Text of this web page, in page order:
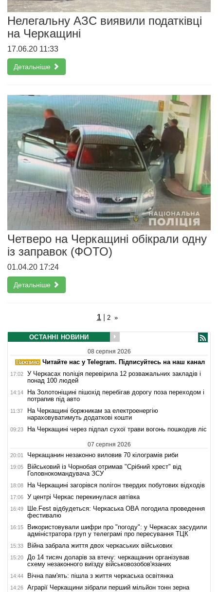
Нелегальну АЗС виявили податківці
на Черкащині
17.06.20 11:33
Детальніше
Четверо на Черкащині обікрали одну
із заправок (ФОТО)
01.04.20 17:24
Детальніше
1| 2 »
ОСТАННІ НОВИНИ
08 серпня 2026
Читайте нас у Telegram. Підписуйтесь на наш канал
17:02
У Черкасах поліція перевірила 12 розважальних закладів і
понад 100 людей
14:14
На Золотоніщині пішохід перебігав дорогу поза переходом і
потрапив під авто
11:37
На Черкащині боржникам за електроенергію
нараховуватимуть додаткові кошти
09:23 На Черкащині через підпал сухої трави вогонь пошкодив ліс
07 серпня 2026
20:01 Черкащанин незаконно виловив 70 кілограмів риби
19:05
Військовий із Чорнобая отримав "Срібний хрест" від
Головнокомандувача ЗСУ
18:08 На Черкащині загорівся полігон твердих побутових відходів
17:06 У центрі Черкас перекинулася автівка
16:49
Ше.Fest відбудеться: Черкаська ОВА погодила проведення
фестивалю
16:15
Використовували шифри про "погоду": у Черкасах засудили
адміністратора груп у телеграмі про пересування ТЦК
15:33 Війна забрала життя двох черкаських військових
15:20
До 14 тисяч доларів за втечу: черкащанин організував
схему незаконного виїзду військовозобов'язаних
14:44 Вічна пам'ять: пішла з життя черкаська освітянка
14:26 Аграрії Черкащини зібрали перший мільйон тонн зерна